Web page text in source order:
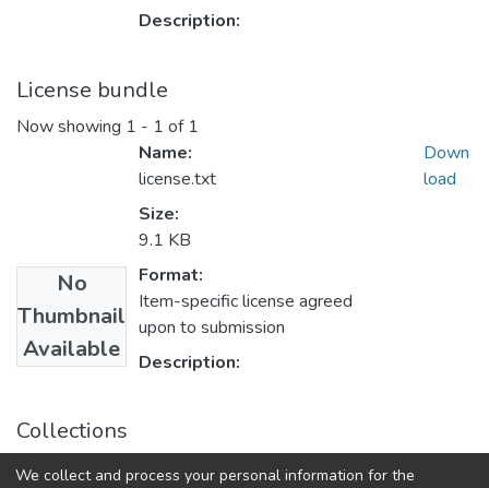
Description:
License bundle
Now showing 1 - 1 of 1
No
Thumbnail
Available
Name:
license.txt
Size:
9.1 KB
Format:
Item-specific license agreed
upon to submission
Description:
Down
load
Collections
Магістерські роботи (ІВТ)
We collect and process your personal information for the